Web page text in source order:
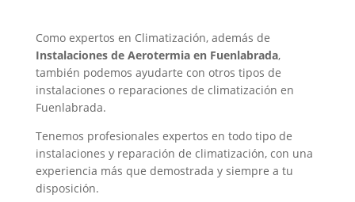
Como expertos en Climatización, además de
Instalaciones de Aerotermia en Fuenlabrada,
también podemos ayudarte con otros tipos de
instalaciones o reparaciones de climatización en
Fuenlabrada.
Tenemos profesionales expertos en todo tipo de
instalaciones y reparación de climatización, con una
experiencia más que demostrada y siempre a tu
disposición.